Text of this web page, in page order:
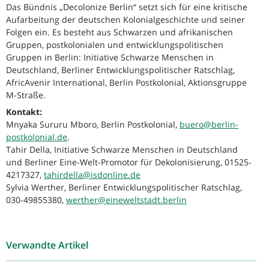
Das Bündnis „Decolonize Berlin“ setzt sich für eine kritische
Aufarbeitung der deutschen Kolonialgeschichte und seiner
Folgen ein. Es besteht aus Schwarzen und afrikanischen
Gruppen, postkolonialen und entwicklungspolitischen
Gruppen in Berlin: Initiative Schwarze Menschen in
Deutschland, Berliner Entwicklungspolitischer Ratschlag,
AfricAvenir International, Berlin Postkolonial, Aktionsgruppe
M-Straße.
Kontakt:
Mnyaka Sururu Mboro, Berlin Postkolonial, buero@berlin-
postkolonial.de.
Tahir Della, Initiative Schwarze Menschen in Deutschland
und Berliner Eine-Welt-Promotor für Dekolonisierung, 01525-
4217327, tahirdella@isdonline.de
Sylvia Werther, Berliner Entwicklungspolitischer Ratschlag,
030-49855380, werther@eineweltstadt.berlin
Verwandte Artikel